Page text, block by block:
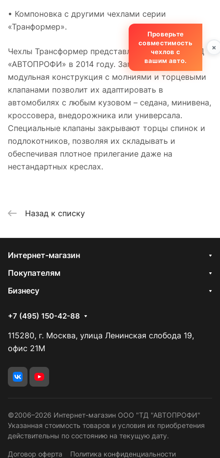
• Компоновка с другими чехлами серии
«Транформер».
Чехлы Трансформер представлены компанией ТД
«АВТОПРОФИ» в 2014 году. Запатентованная
модульная конструкция с молниями и торцевыми
клапанами позволит их адаптировать в
автомобилях с любым кузовом – седана, минивена,
кроссовера, внедорожника или универсала.
Специальные клапаны закрывают торцы спинок и
подлокотников, позволяя их складывать и
обеспечивая плотное прилегание даже на
нестандартных креслах.
Назад к списку
Проверьте
совместимость
чехлов с
вашим авто.
×
Интернет-магазин
Покупателям
Бизнесу
+7 (495) 150-42-88
115280, г. Москва, улица Ленинская слобода 19,
офис 21М
©2006–2026 Интернет-магазин ООО "ТД "АВТОПРОФИ"
Указанная стоимость товаров и условия их приобретения
действительны по состоянию на текущую дату.
Договор оферта Политика конфиденциальности